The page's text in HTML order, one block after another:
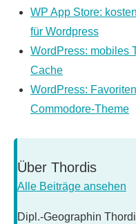
WP App Store:
für Wordpress
WordPress: mobiles
Cache
WordPress:
Commodore-Theme
Über Thordis
Alle Beiträge ansehen
Dipl.-Geographin